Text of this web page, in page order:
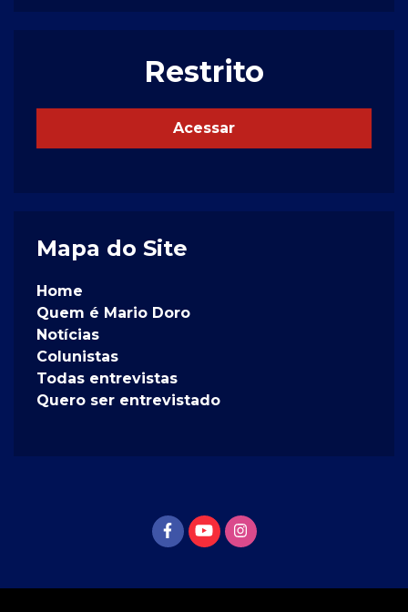
Restrito
Acessar
Mapa do Site
Home
Quem é Mario Doro
Notícias
Colunistas
Todas entrevistas
Quero ser entrevistado